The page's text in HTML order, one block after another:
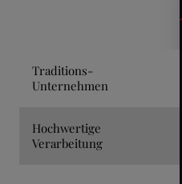
Traditions-
Unternehmen
Hochwertige
Verarbeitung